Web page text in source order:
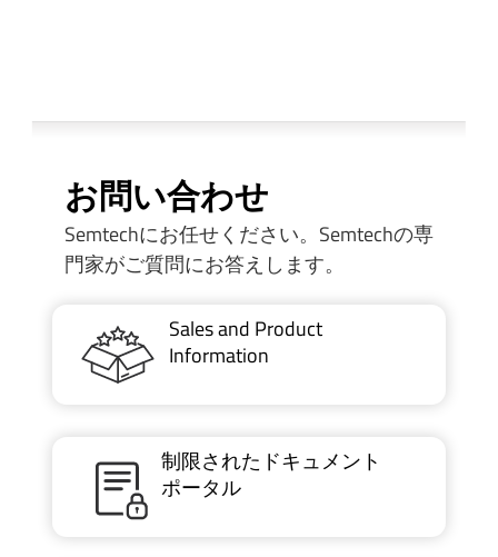
お問い合わせ
Semtechにお任せください。Semtechの専
門家がご質問にお答えします。
Sales and Product
Information
制限されたドキュメント
ポータル